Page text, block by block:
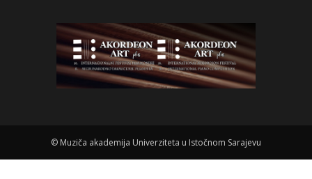
© Muziča akademija Univerziteta u Istočnom Sarajevu